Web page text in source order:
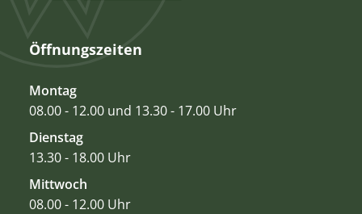
Öffnungszeiten
Montag
08.00 - 12.00 und 13.30 - 17.00 Uhr
Dienstag
13.30 - 18.00 Uhr
Mittwoch
08.00 - 12.00 Uhr